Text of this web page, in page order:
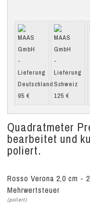
Quadratmeter
bearbeitet und
poliert.
Rosso Verona 2,0 cm -
Mehrwertsteuer
(poliert)